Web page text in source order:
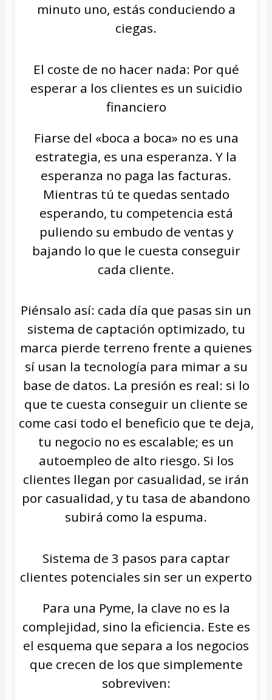
minuto uno, estás conduciendo a
ciegas.
El coste de no hacer nada: Por qué
esperar a los clientes es un suicidio
financiero
Fiarse del «boca a boca» no es una
estrategia, es una esperanza. Y la
esperanza no paga las facturas.
Mientras tú te quedas sentado
esperando, tu competencia está
puliendo su embudo de ventas y
bajando lo que le cuesta conseguir
cada cliente.
Piénsalo así: cada día que pasas sin un
sistema de captación optimizado, tu
marca pierde terreno frente a quienes
sí usan la tecnología para mimar a su
base de datos. La presión es real: si lo
que te cuesta conseguir un cliente se
come casi todo el beneficio que te deja,
tu negocio no es escalable; es un
autoempleo de alto riesgo. Si los
clientes llegan por casualidad, se irán
por casualidad, y tu tasa de abandono
subirá como la espuma.
Sistema de 3 pasos para captar
clientes potenciales sin ser un experto
Para una Pyme, la clave no es la
complejidad, sino la eficiencia. Este es
el esquema que separa a los negocios
que crecen de los que simplemente
sobreviven: